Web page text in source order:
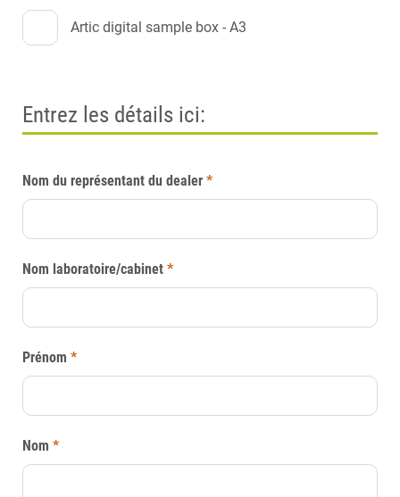
Artic digital sample box - A3
Entrez les détails ici:
Nom du représentant du dealer *
Nom laboratoire/cabinet *
Prénom *
Nom *